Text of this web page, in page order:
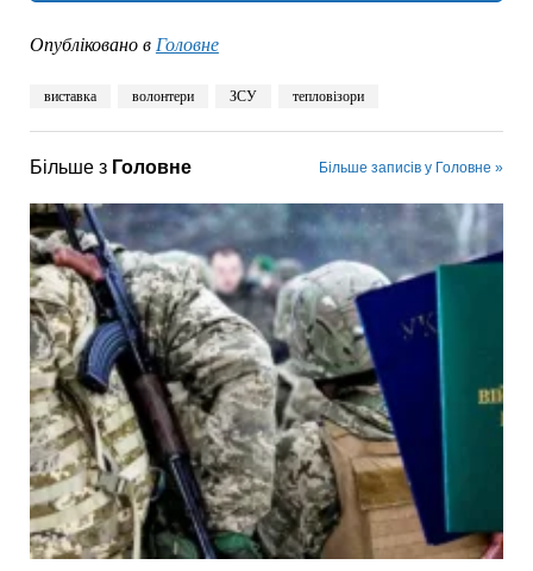
Опубліковано в Головне
виставка волонтери ЗСУ тепловізори
Більше з Головне Більше записів у Головне »